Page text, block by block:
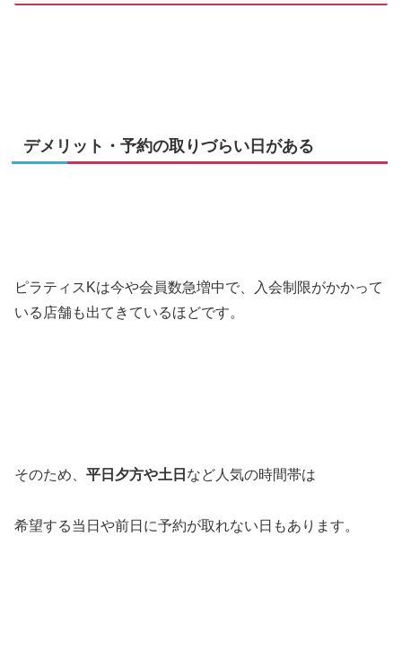
デメリット・予約の取りづらい日がある
ピラティスKは今や会員数急増中で、入会制限がかかって
いる店舗も出てきているほどです。
そのため、 平日夕方や土日 など人気の時間帯は
希望する当日や前日に予約が取れない日もあります。